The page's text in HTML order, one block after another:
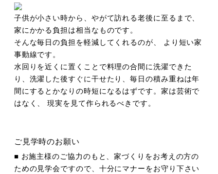
子供が小さい時から、やがて訪れる老後に至るまで、
家にかかる負担は相当なものです。
そんな毎日の負担を軽減してくれるのが、 より短い家
事動線です。
水回りを近くに置くことで料理の合間に洗濯できた
り、洗濯した後すぐに干せたり、毎日の積み重ねは年
間にするとかなりの時短になるはずです。家は芸術で
はなく、 現実を見て作られるべきです。
ご見学時のお願い
■ お施主様のご協力のもと、家づくりをお考えの方の
ための見学会ですので、十分にマナーをお守り下さい